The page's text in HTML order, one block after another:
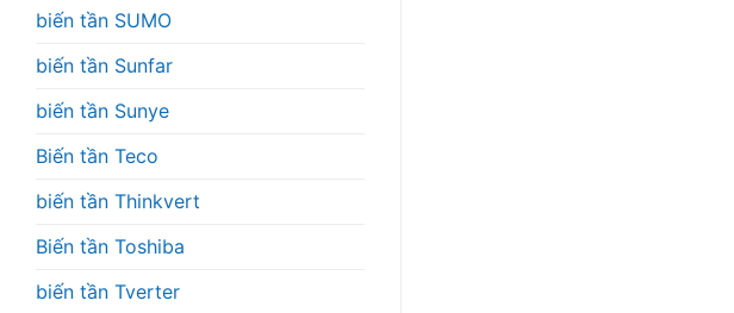
biến tần SUMO
biến tần Sunfar
biến tần Sunye
Biến tần Teco
biến tần Thinkvert
Biến tần Toshiba
biến tần Tverter